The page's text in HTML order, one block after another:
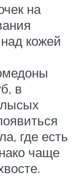
на
кожей
в
где есть
чаще